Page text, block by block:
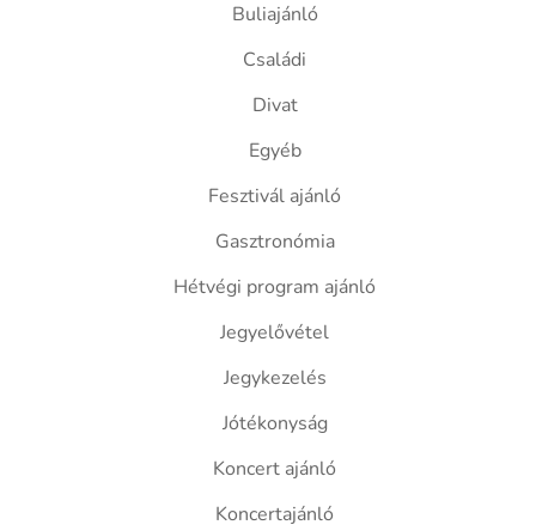
Buliajánló
Családi
Divat
Egyéb
Fesztivál ajánló
Gasztronómia
Hétvégi program ajánló
Jegyelővétel
Jegykezelés
Jótékonyság
Koncert ajánló
Koncertajánló